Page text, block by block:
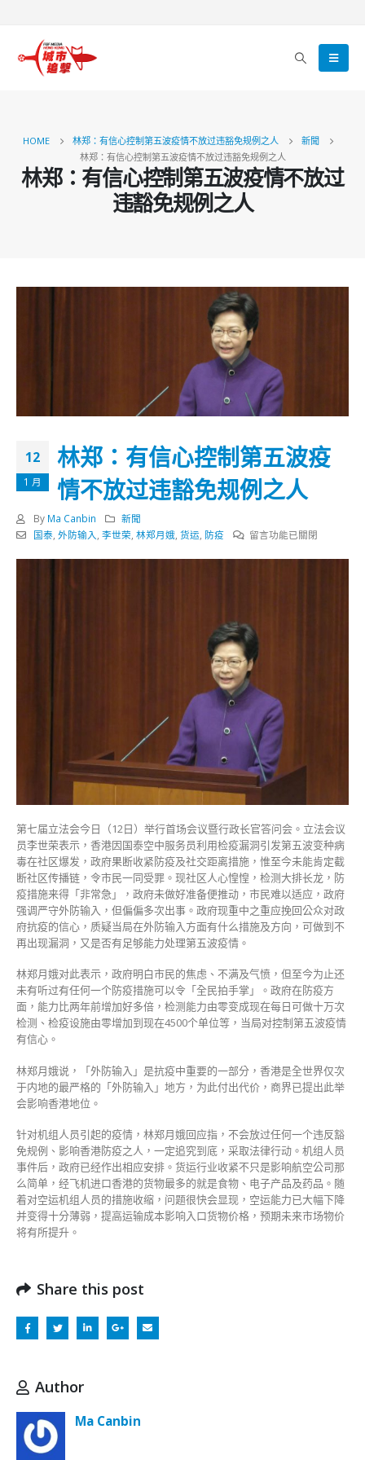
HOME 林郑：有信心控制第五波疫情不放过违豁免规例之人
新聞
林郑：有信心控制第五波疫情不放过违豁免规例之人
林郑：有信心控制第五波疫情不放过
违豁免规例之人
12
1 月
林郑：有信心控制第五波疫
情不放过违豁免规例之人
By Ma Canbin
新聞
国泰, 外防输入, 李世荣, 林郑月娥, 货运, 防疫
在
控
第
五
波
情
不
放
过
免
规
例
之
人〉
中
留言功能已關閉
第七届立法会今日（12日）举行首场会议暨行政长官答问会。立法会议
员李世荣表示，香港因国泰空中服务员利用检疫漏洞引发第五波变种病
毒在社区爆发，政府果断收紧防疫及社交距离措施，惟至今未能肯定截
断社区传播链，令市民一同受罪。现社区人心惶惶，检测大排长龙，防
疫措施来得「非常急」，政府未做好准备便推动，市民难以适应，政府
强调严守外防输入，但偏偏多次出事。政府现重中之重应挽回公众对政
府抗疫的信心，质疑当局在外防输入方面有什么措施及方向，可做到不
再出现漏洞，又是否有足够能力处理第五波疫情。
林郑月娥对此表示，政府明白市民的焦虑、不满及气愤，但至今为止还
未有听过有任何一个防疫措施可以令「全民拍手掌」。政府在防疫方
面，能力比两年前增加好多倍，检测能力由零变成现在每日可做十万次
检测、检疫设施由零增加到现在4500个单位等，当局对控制第五波疫情
有信心。
林郑月娥说，「外防输入」是抗疫中重要的一部分，香港是全世界仅次
于内地的最严格的「外防输入」地方，为此付出代价，商界已提出此举
会影响香港地位。
针对机组人员引起的疫情，林郑月娥回应指，不会放过任何一个违反豁
免规例、影响香港防疫之人，一定追究到底，采取法律行动。机组人员
事件后，政府已经作出相应安排。货运行业收紧不只是影响航空公司那
么简单，经飞机进口香港的货物最多的就是食物、电子产品及药品。随
着对空运机组人员的措施收缩，问题很快会显现，空运能力已大幅下降
并变得十分薄弱，提高运输成本影响入口货物价格，预期未来市场物价
将有所提升。
Share this post
Author
Ma Canbin